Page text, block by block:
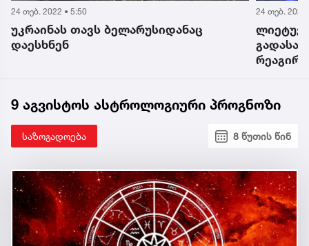
24 თებ. 2022 • 5:50
უკრაინას თავს ბელარუსიდანაც
დაესხნენ
24 თებ. 2022
9 აგვისტოს ასტროლოგიური პროგნოზი
საზოგადოება 8 წუთის წინ